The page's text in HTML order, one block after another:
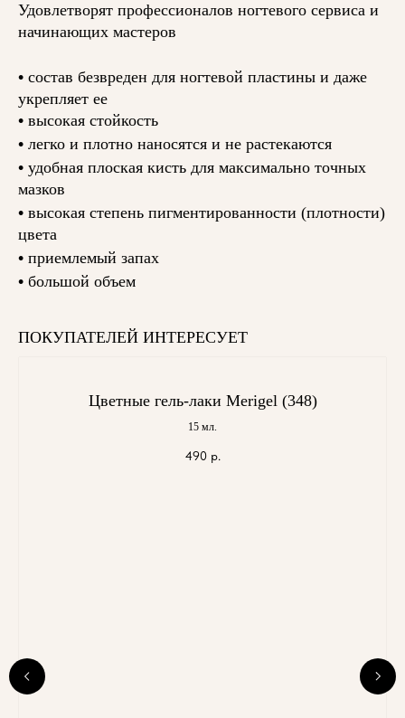
Удовлетворят профессионалов ногтевого сервиса и
начинающих мастеров
• состав безвреден для ногтевой пластины и даже
укрепляет ее
• высокая стойкость
• легко и плотно наносятся и не растекаются
• удобная плоская кисть для максимально точных
мазков
• высокая степень пигментированности (плотности)
цвета
• приемлемый запах
• большой объем
ПОКУПАТЕЛЕЙ ИНТЕРЕСУЕТ
Цветные гель-лаки Merigel (348)
15 мл.
490 р.